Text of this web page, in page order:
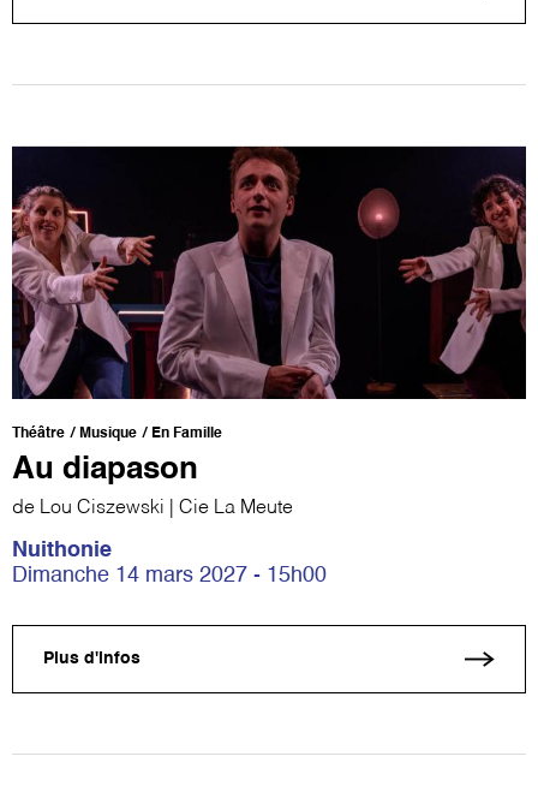
Théâtre Musique En Famille
Au diapason
de Lou Ciszewski | Cie La Meute
Nuithonie
Dimanche 14 mars 2027 - 15h00
Plus d'infos